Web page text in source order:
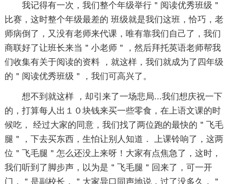
我记得有一次，我们整个年级举行＂阅读优秀班级＂
比赛，这时整个年级最差的 班级就是我们这班，恰巧，老
师病倒了，又没有老师来代课，唯有靠我们自己了，我们
商联好了让班长来当＂小老师＂，然后拜托英语老师帮我
们收集有关于阅读的资料 ，就这样，我们就成为了四年级
的＂阅读优秀班级＂，我们可高兴了。
想不到就这样 ，却引来了一场悲局...我们想庆祝一下
的，打算每人出１０块钱来买一些零食，在上语文课的时
候吃， 经过大家的同意，我们找了两位跑的最快的＂飞毛
腿＂，下去买东西，生怕让别人知道． 上课铃响了，这两
位＂飞毛腿＂怎么还没上来呀！大家有点焦急了，这时，
我们听到了脚步声，以为是＂飞毛腿＂回来了，可一开
门，＂是副校长．＂大家异口同声地说．过了没多久，＂